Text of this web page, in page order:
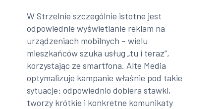
W Strzelnie szczególnie istotne jest
odpowiednie wyświetlanie reklam na
urządzeniach mobilnych – wielu
mieszkańców szuka usług „tu i teraz”,
korzystając ze smartfona. Alte Media
optymalizuje kampanie właśnie pod takie
sytuacje: odpowiednio dobiera stawki,
tworzy krótkie i konkretne komunikaty